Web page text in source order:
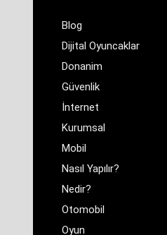
Blog
Dijital Oyuncaklar
Donanim
Güvenlik
İnternet
Kurumsal
Mobil
Nasıl Yapılır?
Nedir?
Otomobil
Oyun